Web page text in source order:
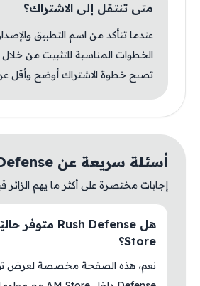
متى تنتقل إلى الاشتراك؟
عندما تتأكد من اسم التطبيق
الخطوات المناسبة للتثبيت من
تصبح خطوة الاشتراك أوضح وأقل
أسئلة سريعة عن Rush Defense
إجابات مختصرة على أكثر ما يهم الزائر
Store؟